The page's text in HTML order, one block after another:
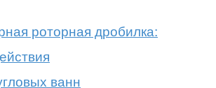
роторная дробилка:
ванн